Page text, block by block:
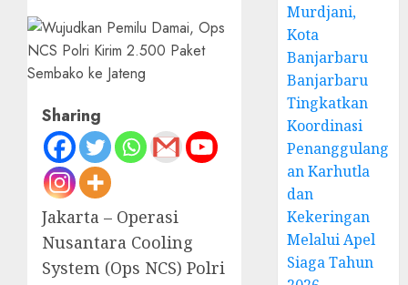
Sharing
Jakarta – Operasi
Nusantara Cooling
System (Ops NCS) Polri
Murdjani,
Kota
Banjarbaru
Banjarbaru
Tingkatkan
Koordinasi
Penanggulang
an Karhutla
dan
Kekeringan
Melalui Apel
Siaga Tahun